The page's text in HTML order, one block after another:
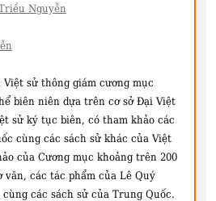
Nguyễn
Việt sử thông giám cương mục
biên niên dựa trên cơ sở Đại Việt
sử ký tục biên, có tham khảo các
cùng các sách sử khác của Việt
của Cương mục khoảng trên 200
văn, các tác phẩm của Lê Quý
các sách sử của Trung Quốc.